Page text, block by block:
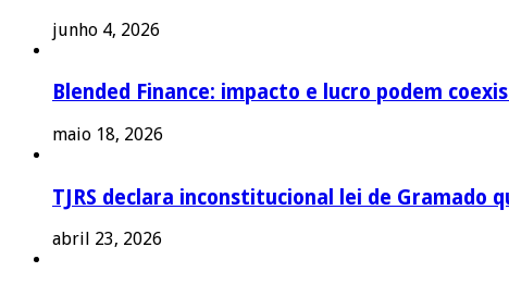
junho 4, 2026
Blended Finance: impacto e lucro podem
maio 18, 2026
TJRS declara inconstitucional lei de Gramado
abril 23, 2026